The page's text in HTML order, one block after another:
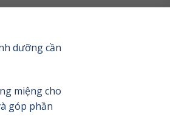
dưỡng cần
miệng cho
góp phần